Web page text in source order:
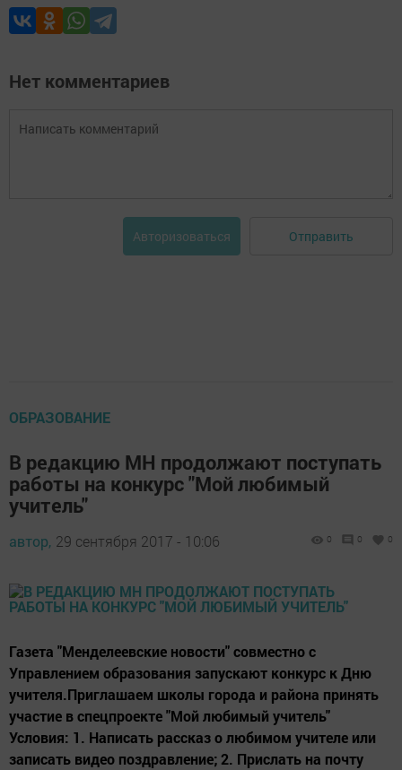
Нет комментариев
Авторизоваться Отправить
ОБРАЗОВАНИЕ
В редакцию МН продолжают поступать
работы на конкурс "Мой любимый
учитель"
автор, 29 сентября 2017 - 10:06 0 0 0
Газета "Менделеевские новости" совместно с
Управлением образования запускают конкурс к Дню
учителя.Приглашаем школы города и района принять
участие в спецпроекте "Мой любимый учитель"
Условия: 1. Написать рассказ о любимом учителе или
записать видео поздравление; 2. Прислать на почту